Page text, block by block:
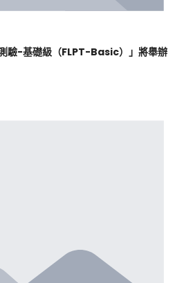
測驗-基礎級（FLPT-Basic）」將舉辦